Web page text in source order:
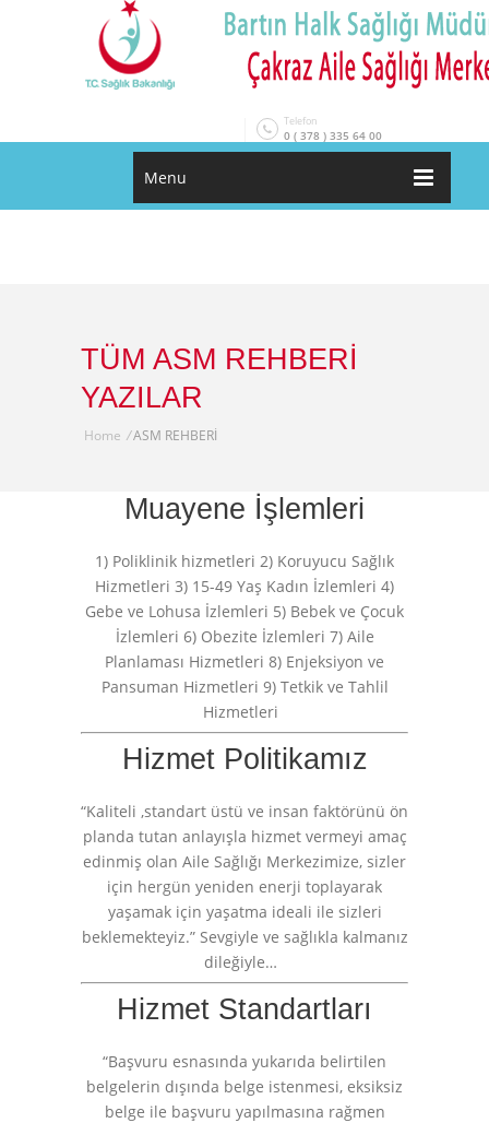
Telefon
0 ( 378 ) 335 64 00
Menu
TÜM ASM REHBERİ
YAZILAR
Home /ASM REHBERİ
Muayene İşlemleri
1) Poliklinik hizmetleri 2) Koruyucu Sağlık
Hizmetleri 3) 15-49 Yaş Kadın İzlemleri 4)
Gebe ve Lohusa İzlemleri 5) Bebek ve Çocuk
İzlemleri 6) Obezite İzlemleri 7) Aile
Planlaması Hizmetleri 8) Enjeksiyon ve
Pansuman Hizmetleri 9) Tetkik ve Tahlil
Hizmetleri
Hizmet Politikamız
“Kaliteli ,standart üstü ve insan faktörünü ön
planda tutan anlayışla hizmet vermeyi amaç
edinmiş olan Aile Sağlığı Merkezimize, sizler
için hergün yeniden enerji toplayarak
yaşamak için yaşatma ideali ile sizleri
beklemekteyiz.” Sevgiyle ve sağlıkla kalmanız
dileğiyle…
Hizmet Standartları
“Başvuru esnasında yukarıda belirtilen
belgelerin dışında belge istenmesi, eksiksiz
belge ile başvuru yapılmasına rağmen